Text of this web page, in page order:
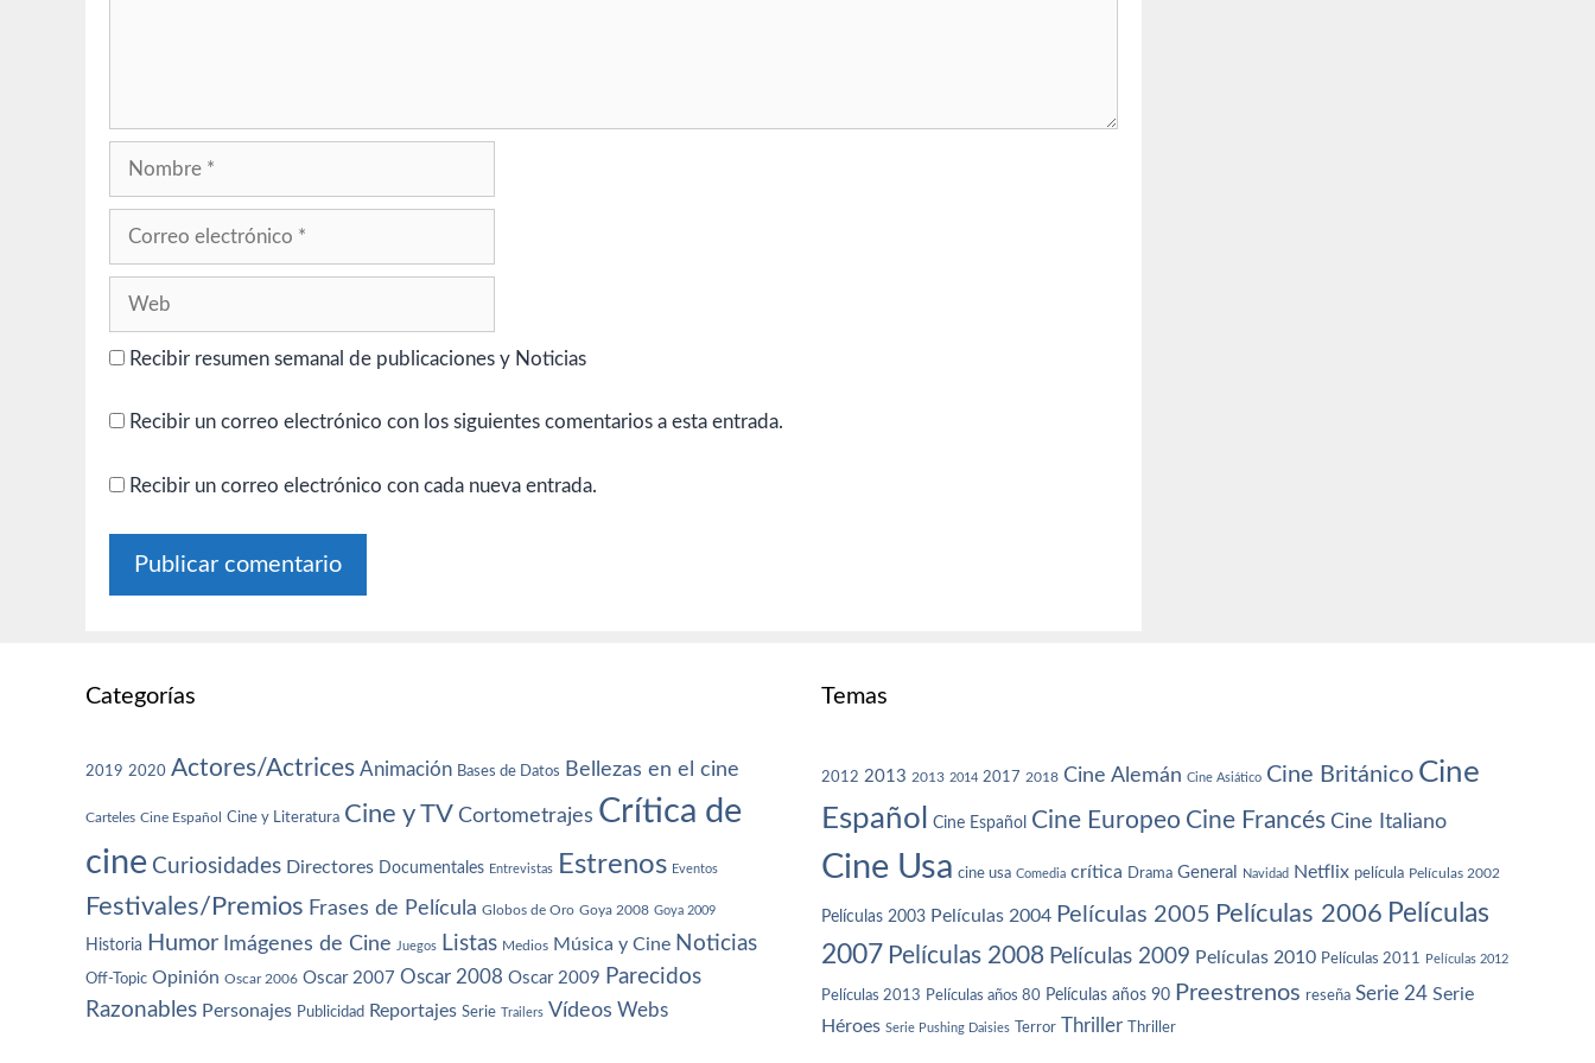
Recibir resumen semanal de publicaciones y Noticias
Recibir un correo electrónico con los siguientes comentarios a esta entrada.
Recibir un correo electrónico con cada nueva entrada.
Categorías
2019 2020 Actores/Actrices Animación Bases de Datos Bellezas en el cine
Carteles Cine Español Cine y Literatura Cine y TV Cortometrajes Crítica de
cine Curiosidades Directores Documentales Entrevistas Estrenos Eventos
Festivales/Premios Frases de Película Globos de Oro Goya 2008 Goya 2009
Historia Humor Imágenes de Cine Juegos Listas Medios Música y Cine Noticias
Off-Topic Opinión Oscar 2006 Oscar 2007 Oscar 2008 Oscar 2009 Parecidos
Razonables Personajes Publicidad Reportajes Serie Trailers Vídeos Webs
Temas
2012 2013 2013 2014 2017 2018 Cine Alemán Cine Asiático Cine Británico Cine
Español
Cine Español Cine Europeo Cine Francés Cine Italiano
Cine Usa cine usa Comedia crítica Drama General Navidad Netflix película Películas 2002
Películas 2003 Películas 2004 Películas 2005 Películas 2006 Películas
2007 Películas 2008 Películas 2009 Películas 2010 Películas 2011 Películas 2012
Películas 2013 Películas años 80 Películas años 90 Preestrenos reseña Serie 24 Serie
Héroes Serie Pushing Daisies Terror Thriller Thriller